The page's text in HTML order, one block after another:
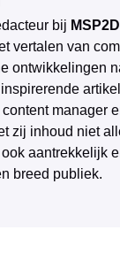
bij
vertalen van
ontwikkelingen
manager
zij inhoud niet
aantrekkelijk
breed publiek.